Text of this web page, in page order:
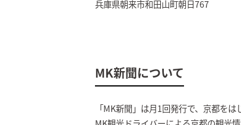
兵庫県朝来市和田山町朝日767
MK新聞について
「MK新聞」は月1回発行で、京都を